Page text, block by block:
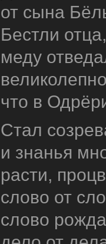
от сына
Бестли отца,
меду
что в
Стал
и знанья
расти,
слово от
слово